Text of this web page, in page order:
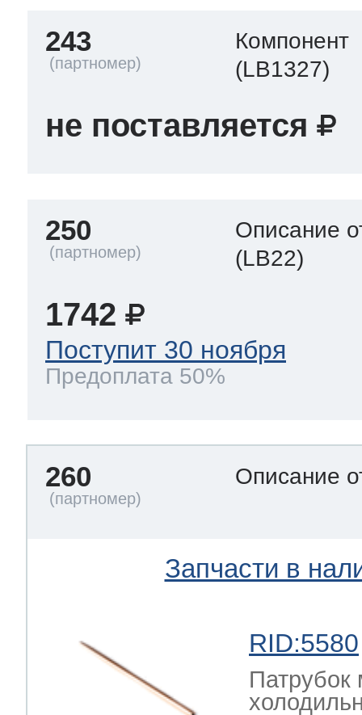
243
Компонент
(LB1327)
не поставляется
250
Описание
(LB22)
1742
Поступит 30 ноября
Предоплата 50%
260 Описание
Запчасти в
RID:5580
Патрубок